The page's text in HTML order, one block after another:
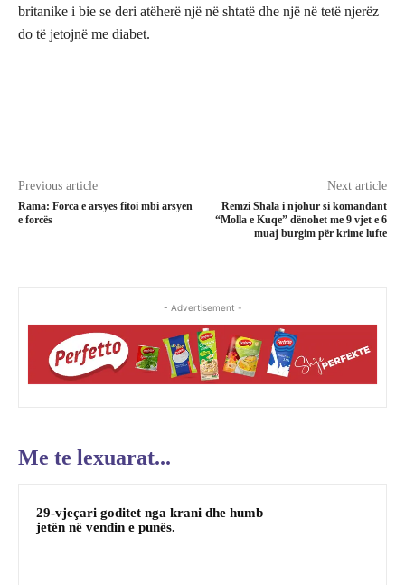
britanike i bie se deri atëherë një në shtatë dhe një në tetë njerëz
do të jetojnë me diabet.
Previous article
Rama: Forca e arsyes fitoi mbi arsyen
e forcës
Next article
Remzi Shala i njohur si komandant
“Molla e Kuqe” dënohet me 9 vjet e 6
muaj burgim për krime lufte
- Advertisement -
Me te lexuarat...
29-vjeçari goditet nga krani dhe humb
jetën në vendin e punës.